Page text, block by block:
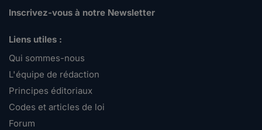
Inscrivez-vous à notre Newsletter
Liens utiles :
Qui sommes-nous
L'équipe de rédaction
Principes éditoriaux
Codes et articles de loi
Forum